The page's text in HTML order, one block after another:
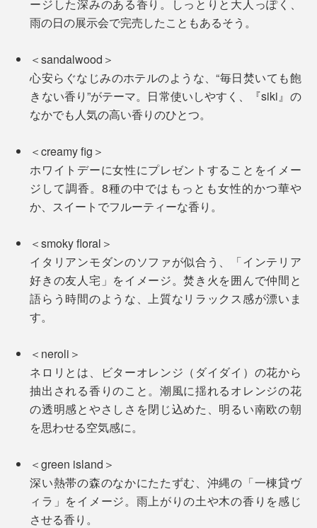
ージした深みのある香り。しっとりと大人っぽく、
雨の日の展示会で完売したこともあるそう。
＜sandalwood＞
心安らぐなじみのホテルのような、“毎日焚いても飽
きない香り”がテーマ。日常使いしやすく、『siki』の
なかでも人気の高い香りのひとつ。
＜creamy fig＞
ホワイトデーに女性にプレゼントすることをイメー
ジして調香。8種の中ではもっとも女性的かつ華や
か、スイートでフルーティーな香り。
＜smoky floral＞
イタリアンモダンのソファが似合う、「インテリア
好きの友人宅」をイメージ。焚き火を囲んで仲間と
語らう時間のような、上質なリラックス感が漂いま
す。
＜neroli＞
ネロリとは、ビターオレンジ（ダイダイ）の花から
抽出される香りのこと。潮風に揺れるオレンジの花
の透明感とやさしさを閉じ込めた、明るい南欧の朝
を思わせる空気感に。
＜green island＞
深い熱帯の森のなかにたたずむ、沖縄の「一棟貸ヴ
ィラ」をイメージ。雨上がりの土や木の香りを感じ
させる香り。